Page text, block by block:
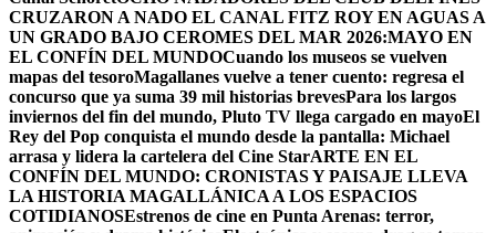
CRUZARON A NADO EL CANAL FITZ ROY EN AGUAS A
UN GRADO BAJO CEROMES DEL MAR 2026:MAYO EN
EL CONFÍN DEL MUNDOCuando los museos se vuelven
mapas del tesoroMagallanes vuelve a tener cuento: regresa el
concurso que ya suma 39 mil historias brevesPara los largos
inviernos del fin del mundo, Pluto TV llega cargado en mayoEl
Rey del Pop conquista el mundo desde la pantalla: Michael
arrasa y lidera la cartelera del Cine StarARTE EN EL
CONFÍN DEL MUNDO: CRONISTAS Y PAISAJE LLEVA
LA HISTORIA MAGALLÁNICA A LOS ESPACIOS
COTIDIANOSEstrenos de cine en Punta Arenas: terror,